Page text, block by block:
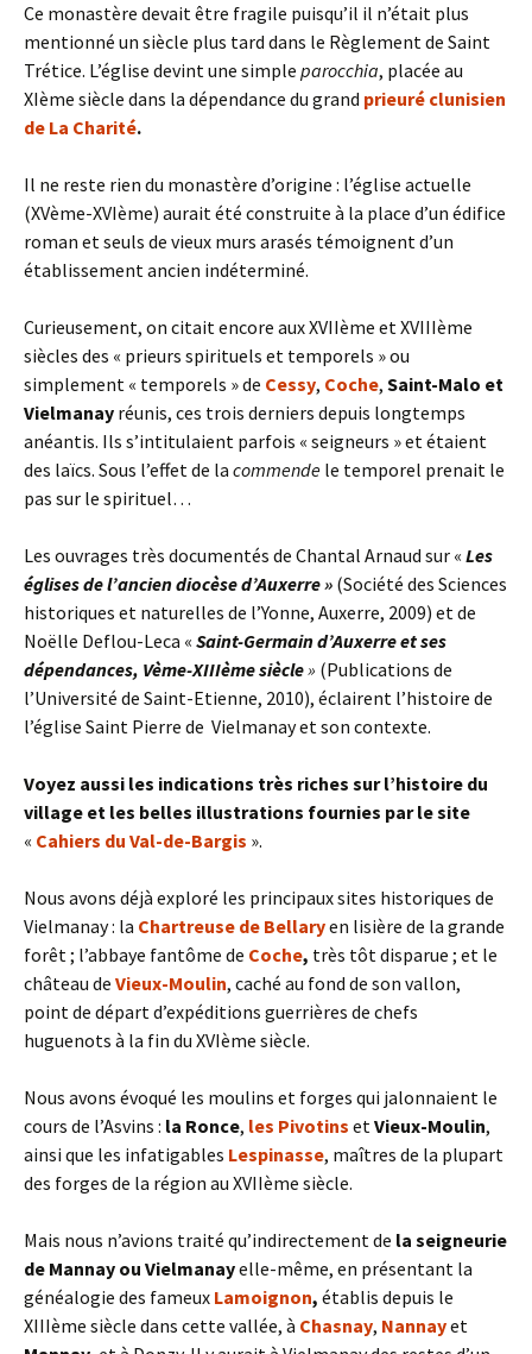
Ce monastère devait être fragile puisqu’il il n’était plus
mentionné un siècle plus tard dans le Règlement de Saint
Trétice. L’église devint une simple parocchia, placée au
XIème siècle dans la dépendance du grand prieuré clunisien
de La Charité.
Il ne reste rien du monastère d’origine : l’église actuelle
(XVème-XVIème) aurait été construite à la place d’un édifice
roman et seuls de vieux murs arasés témoignent d’un
établissement ancien indéterminé.
Curieusement, on citait encore aux XVIIème et XVIIIème
siècles des « prieurs spirituels et temporels » ou
simplement « temporels » de Cessy, Coche, Saint-Malo et
Vielmanay réunis, ces trois derniers depuis longtemps
anéantis. Ils s’intitulaient parfois « seigneurs » et étaient
des laïcs. Sous l’effet de la commende le temporel prenait le
pas sur le spirituel…
Les ouvrages très documentés de Chantal Arnaud sur « Les
églises de l’ancien diocèse d’Auxerre » (Société des Sciences
historiques et naturelles de l’Yonne, Auxerre, 2009) et de
Noëlle Deflou-Leca « Saint-Germain d’Auxerre et ses
dépendances, Vème-XIIIème siècle» (Publications de
l’Université de Saint-Etienne, 2010), éclairent l’histoire de
l’église Saint Pierre de Vielmanay et son contexte.
Voyez aussi les indications très riches sur l’histoire du
village et les belles illustrations fournies par le site
« Cahiers du Val-de-Bargis ».
Nous avons déjà exploré les principaux sites historiques de
Vielmanay : la Chartreuse de Bellaryen lisière de la grande
forêt ; l’abbaye fantôme de Coche, très tôt disparue ; et le
château de Vieux-Moulin, caché au fond de son vallon,
point de départ d’expéditions guerrières de chefs
huguenots à la fin du XVIème siècle.
Nous avons évoqué les moulins et forges qui jalonnaient le
cours de l’Asvins : la Ronce, les Pivotins etVieux-Moulin,
ainsi que les infatigables Lespinasse, maîtres de la plupart
des forges de la région au XVIIème siècle.
Mais nous n’avions traité qu’indirectement de la seigneurie
de Mannay ou Vielmanayelle-même, en présentant la
généalogie des fameux Lamoignon, établis depuis le
XIIIème siècle dans cette vallée, à Chasnay, Nannayet